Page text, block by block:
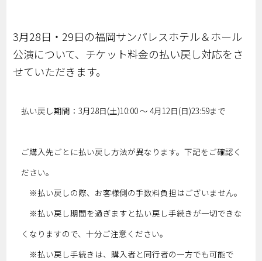
3月28日・29日の福岡サンパレスホテル＆ホール
公演について、チケット料金の払い戻し対応をさ
せていただきます。
払い戻し期間：3月28日(土)10:00 ～ 4月12日(日)23:59まで
ご購入先ごとに払い戻し方法が異なります。下記をご確認く
ださい。
※払い戻しの際、お客様側の手数料負担はございません。
※払い戻し期間を過ぎますと払い戻し手続きが一切できな
くなりますので、十分ご注意ください。
※払い戻し手続きは、購入者と同行者の一方でも可能で